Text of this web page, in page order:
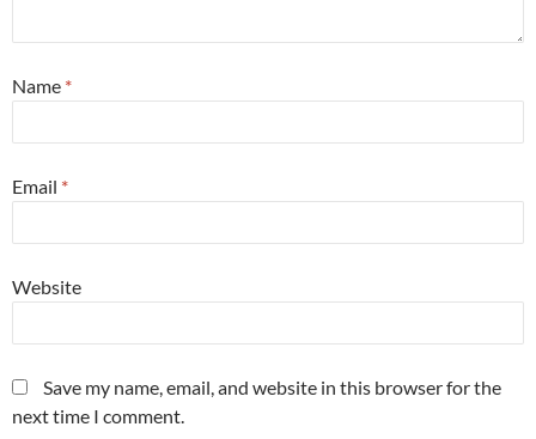
Name *
Email *
Website
Save my name, email, and website in this browser for the
next time I comment.